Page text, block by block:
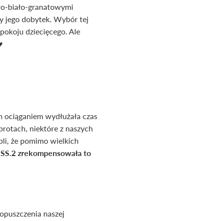
biało-granatowymi
jego dobytek. Wybór tej
dziecięcego. Ale
wydłużała czas
niektóre z naszych
że pomimo wielkich
zrekompensowała to
naszej